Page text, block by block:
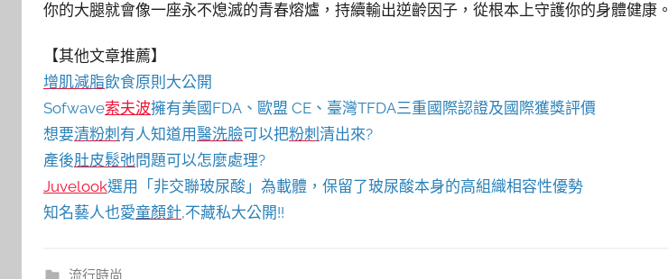
你的大腿就會像一座永不熄滅的青春熔爐，持續輸出逆齡因子，從根本上守護你的身體健康。
【其他文章推薦】
增肌減脂飲食原則大公開
Sofwave索夫波擁有美國FDA、歐盟 CE、臺灣TFDA三重國際認證及國際獲獎評價
想要清粉刺 有人知道用醫洗臉可以把粉刺 清出來?
產後肚皮鬆弛問題可以怎麼處理?
Juvelook選用「非交聯玻尿酸」為載體，保留了玻尿酸本身的高組織相容性優勢
知名藝人也愛童顏針,不藏私大公開!!
流行時尚